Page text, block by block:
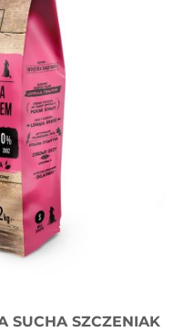
SUCHA SZCZENIAK